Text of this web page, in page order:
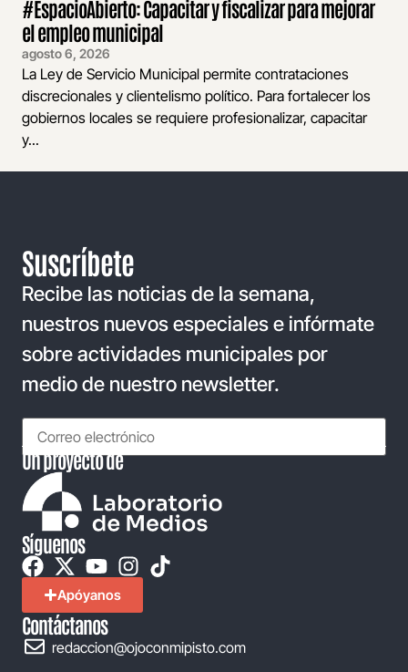
#EspacioAbierto: Capacitar y fiscalizar para mejorar
el empleo municipal
agosto 6, 2026
La Ley de Servicio Municipal permite contrataciones
discrecionales y clientelismo político. Para fortalecer los
gobiernos locales se requiere profesionalizar, capacitar
y...
Suscríbete
Recibe las noticias de la semana,
nuestros nuevos especiales e infórmate
sobre actividades municipales por
medio de nuestro newsletter.
Un proyecto de
Síguenos
Apóyanos
Contáctanos
redaccion@ojoconmipisto.com